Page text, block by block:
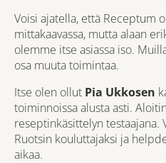
Voisi ajatella, että Receptum
mittakaavassa, mutta alaan
olemme itse asiassa iso.
osa muuta toimintaa.
Itse olen ollut Pia Ukkosen
toiminnoissa alusta asti.
reseptinkäsittelyn testaajana.
Ruotsin kouluttajaksi ja
aikaa.